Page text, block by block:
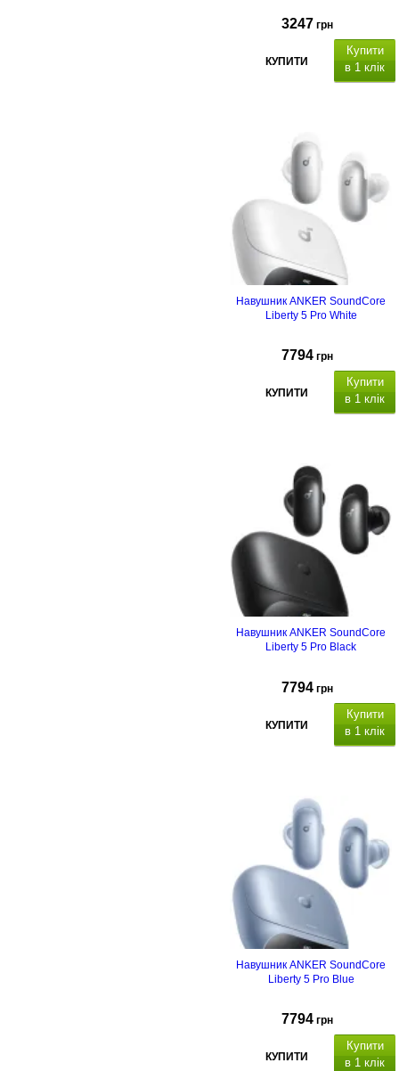
3247 грн
КУПИТИ
Купити
в 1 клік
Навушник ANKER SoundСore
Liberty 5 Pro White
7794 грн
КУПИТИ
Купити
в 1 клік
Навушник ANKER SoundСore
Liberty 5 Pro Black
7794 грн
КУПИТИ
Купити
в 1 клік
Навушник ANKER SoundСore
Liberty 5 Pro Blue
7794 грн
КУПИТИ
Купити
в 1 клік